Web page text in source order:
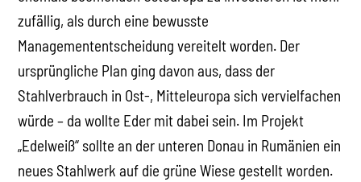
zufällig, als durch eine bewusste
Managemententscheidung vereitelt worden. Der
ursprüngliche Plan ging davon aus, dass der
Stahlverbrauch in Ost-, Mitteleuropa sich vervielfachen
würde – da wollte Eder mit dabei sein. Im Projekt
„Edelweiß“ sollte an der unteren Donau in Rumänien ein
neues Stahlwerk auf die grüne Wiese gestellt worden.